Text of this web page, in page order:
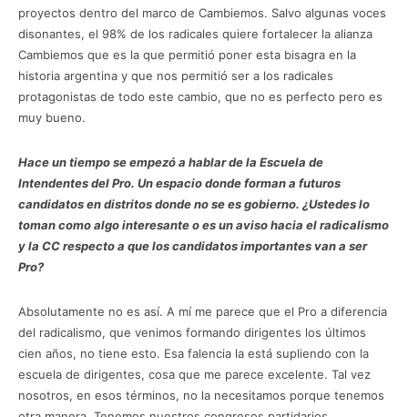
proyectos dentro del marco de Cambiemos. Salvo algunas voces
disonantes, el 98% de los radicales quiere fortalecer la alianza
Cambiemos que es la que permitió poner esta bisagra en la
historia argentina y que nos permitió ser a los radicales
protagonistas de todo este cambio, que no es perfecto pero es
muy bueno.
Hace un tiempo se empezó a hablar de la Escuela de
Intendentes del Pro. Un espacio donde forman a futuros
candidatos en distritos donde no se es gobierno. ¿Ustedes lo
toman como algo interesante o es un aviso hacia el radicalismo
y la CC respecto a que los candidatos importantes van a ser
Pro?
Absolutamente no es así. A mí me parece que el Pro a diferencia
del radicalismo, que venimos formando dirigentes los últimos
cien años, no tiene esto. Esa falencia la está supliendo con la
escuela de dirigentes, cosa que me parece excelente. Tal vez
nosotros, en esos términos, no la necesitamos porque tenemos